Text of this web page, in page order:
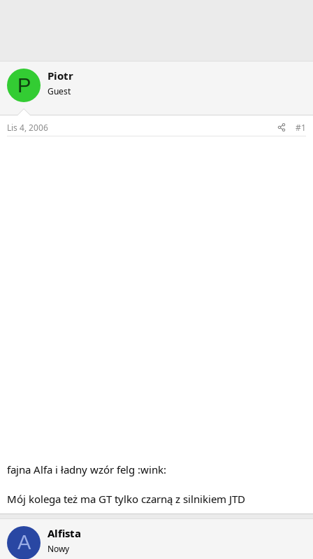
P Piotr
Guest
Lis 4, 2006 #1
fajna Alfa i ładny wzór felg :wink:
Mój kolega też ma GT tylko czarną z silnikiem JTD
A Alfista
Nowy